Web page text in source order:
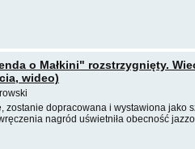
o Małkini" rozstrzygnięty.
wideo)
zostanie dopracowana i wystawiona jako
nagród uświetniła obecność